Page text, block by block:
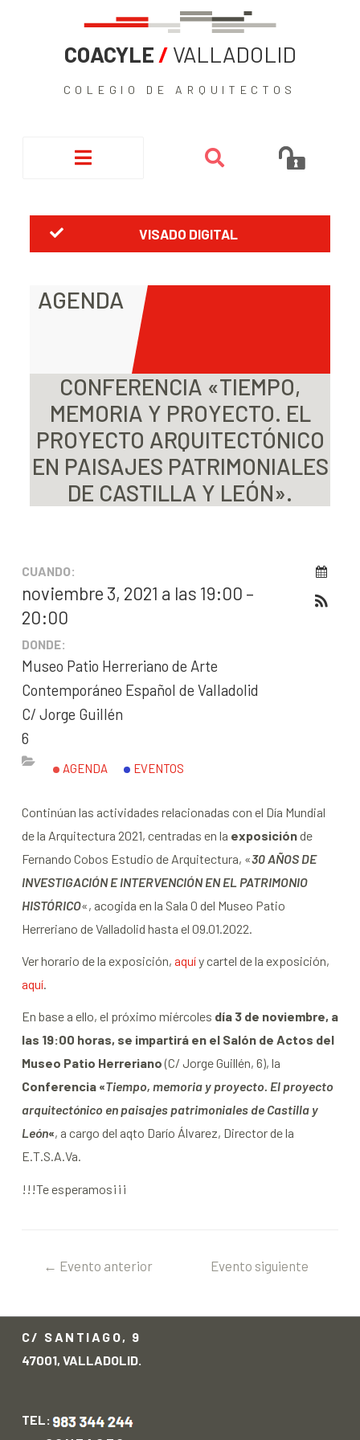
COACYLE / VALLADOLID
COLEGIO DE ARQUITECTOS
VISADO DIGITAL
AGENDA
CONFERENCIA «TIEMPO,
MEMORIA Y PROYECTO. EL
PROYECTO ARQUITECTÓNICO
EN PAISAJES PATRIMONIALES
DE CASTILLA Y LEÓN».
CUANDO:
noviembre 3, 2021 a las 19:00 –
20:00
DONDE:
Museo Patio Herreriano de Arte
Contemporáneo Español de Valladolid
C/ Jorge Guillén
6
AGENDA EVENTOS
Continúan las actividades relacionadas con el Día Mundial
de la Arquitectura 2021, centradas en la exposiciónde
Fernando Cobos Estudio de Arquitectura, «30 AÑOS DE
INVESTIGACIÓN E INTERVENCIÓN EN EL PATRIMONIO
HISTÓRICO«, acogida en la Sala 0 del Museo Patio
Herreriano de Valladolid hasta el 09.01.2022.
Ver horario de la exposición, aquíy cartel de la exposición,
aquí.
En base a ello, el próximo miércoles día 3 de noviembre, a
las 19:00 horas, se impartirá en el Salón de Actos del
Museo Patio Herreriano(C/ Jorge Guillén, 6), la
Conferencia «Tiempo, memoria y proyecto. El proyecto
arquitectónico en paisajes patrimoniales de Castilla y
León«, a cargo del aqto Darío Álvarez, Director de la
E.T.S.A.Va.
!!!Te esperamos¡¡¡
← Evento anterior
Evento siguiente
C/ SANTIAGO, 9
47001, VALLADOLID.
TEL: